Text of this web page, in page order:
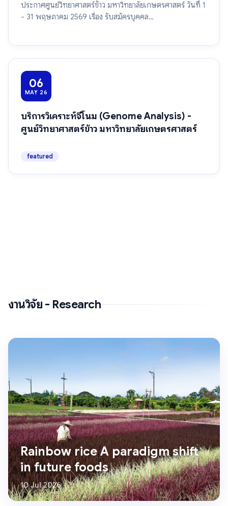
ประกาศศูนย์วิทยาศาสตร์ข้าว มหาวิทยาลัยเกษตรศาสตร์ วันที่ 1
- 31 พฤษภาคม 2569 เรื่อง รับสมัครบุคคล…
06
MAY 26
บริการวิเคราะห์จีโนม (Genome Analysis) -
ศูนย์วิทยาศาสตร์ข้าว มหาวิทยาลัยเกษตรศาสตร์
featured
งานวิจัย - Research
Rainbow rice A paradigm shift
in future foods
10 Jul 2026